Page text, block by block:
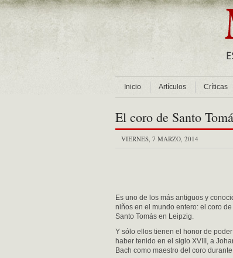
Inicio Artículos Críticas
El coro de Santo
VIERNES, 7 MARZO, 2014
Es uno de los más antiguos y
niños en el mundo entero: el coro
Santo Tomás en Leipzig.
Y sólo ellos tienen el honor de
haber tenido en el siglo XVIII, a
Bach como maestro del coro